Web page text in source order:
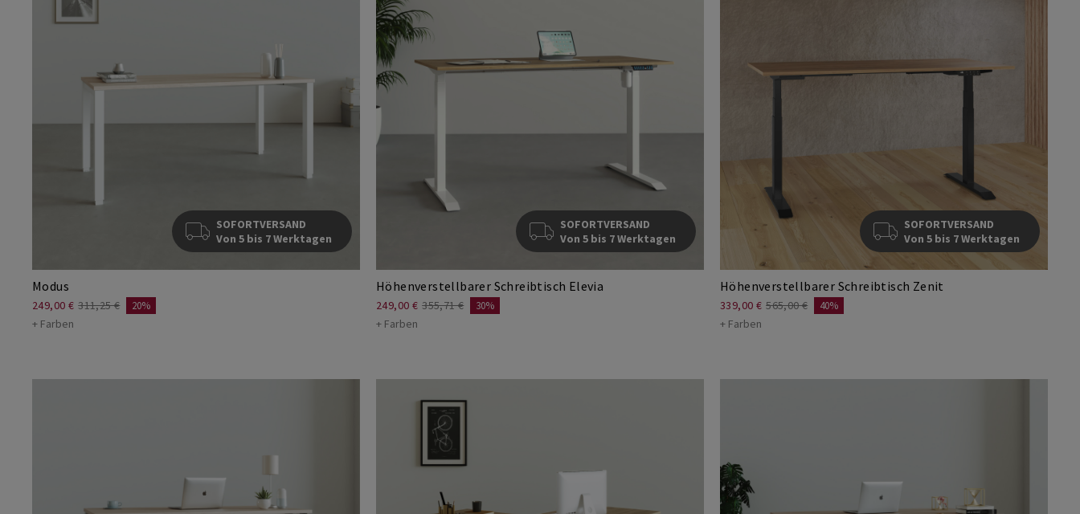
SOFORTVERSAND
Von 5 bis 7 Werktagen
Modus
249,00 € 311,25 € 20%
+ Farben
SOFORTVERSAND
Von 5 bis 7 Werktagen
Höhenverstellbarer Schreibtisch Elevia
249,00 € 355,71 € 30%
+ Farben
SOFORTVERSAND
Von 5 bis 7 Werktagen
Höhenverstellbarer Schreibtisch Zenit
339,00 € 565,00 € 40%
+ Farben